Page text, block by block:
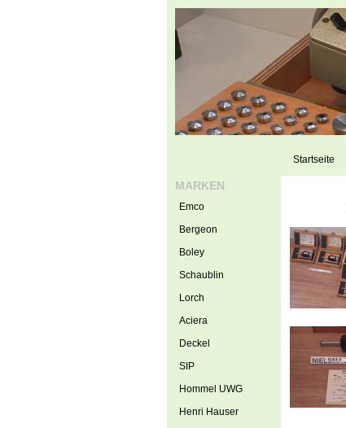
Startseite
MARKEN
Emco
Bergeon
Boley
Schaublin
Lorch
Aciera
Deckel
SIP
Hommel UWG
Henri Hauser